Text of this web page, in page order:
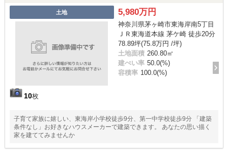
土地
10枚
5,980万円
神奈川県茅ヶ崎市東海岸南5丁目
ＪＲ東海道本線 茅ケ崎 徒歩20分
78.89坪(75.8万円 /坪)
土地面積 260.80㎡
建ぺい率 50.0(%)
容積率 100.0(%)
子育て家族に嬉しい、東海岸小学校徒歩9分、第一中学校徒歩9分 「建築
条件なし」お好きなハウスメーカーで建築できます。 あなたの思い描く
家を建ててみませんか